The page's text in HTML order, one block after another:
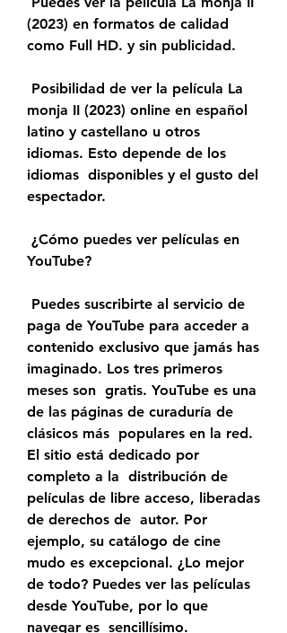
(2023) en formatos de calidad
como Full HD. y sin publicidad.
monja II (2023) online en español
latino y castellano u otros
idiomas. Esto depende de los
idiomas  disponibles y el gusto del
espectador.
YouTube?
paga de YouTube para acceder a
contenido exclusivo que jamás has
imaginado. Los tres primeros
meses son  gratis. YouTube es una
de las páginas de curaduría de
clásicos más  populares en la red.
El sitio está dedicado por
completo a la  distribución de
películas de libre acceso, liberadas
de derechos de  autor. Por
ejemplo, su catálogo de cine
mudo es excepcional. ¿Lo mejor
de todo? Puedes ver las películas
desde YouTube, por lo que
navegar es  sencillísimo.